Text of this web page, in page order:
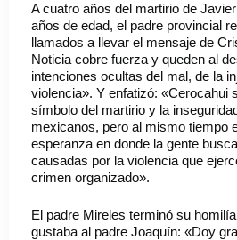
A cuatro años del martirio de
años de edad, el padre provincial
llamados a llevar el mensaje de
Noticia cobre fuerza y queden al
intenciones ocultas del mal, de la
violencia». Y enfatizó: «Cerocahui
símbolo del martirio y la
mexicanos, pero al mismo tiempo
esperanza en donde la gente
causadas por la violencia que
crimen organizado».
El padre Mireles terminó su
gustaba al padre Joaquín: «Doy